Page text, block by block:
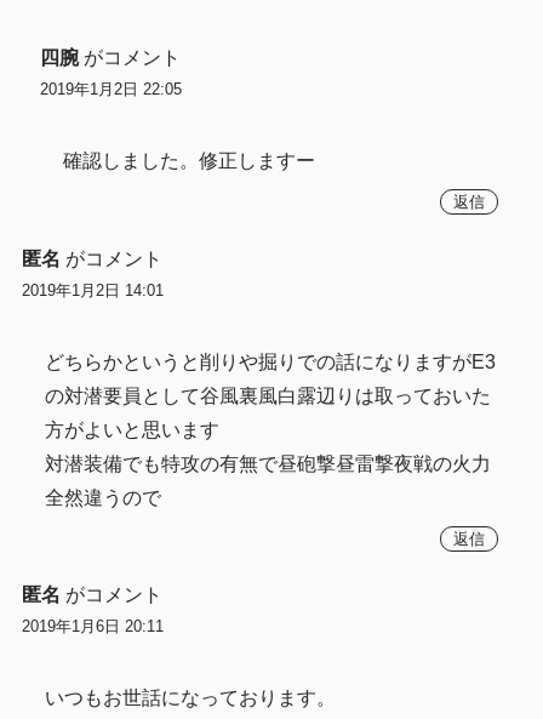
四腕 がコメント
2019年1月2日 22:05
確認しました。修正しますー
返信
匿名 がコメント
2019年1月2日 14:01
どちらかというと削りや掘りでの話になりますがE3
の対潜要員として谷風裏風白露辺りは取っておいた
方がよいと思います
対潜装備でも特攻の有無で昼砲撃昼雷撃夜戦の火力
全然違うので
返信
匿名 がコメント
2019年1月6日 20:11
いつもお世話になっております。